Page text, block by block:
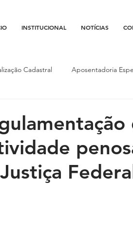
INSTITUCIONAL NOTÍCIAS
Cadastral Aposentadoria
Fiscal Justiça do Trabalho